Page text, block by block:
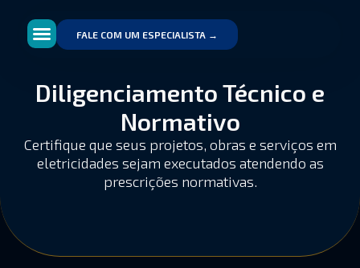
FALE COM UM ESPECIALISTA →
Diligenciamento Técnico e
Normativo
Certifique que seus projetos, obras e serviços em
eletricidades sejam executados atendendo as
prescrições normativas.